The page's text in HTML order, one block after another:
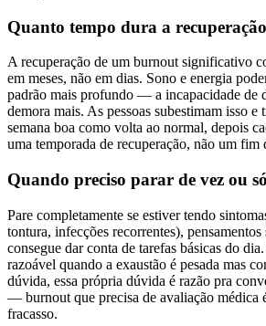
Quanto tempo dura a
A recuperação de um burnout significativo
em meses, não em dias. Sono e energia
padrão mais profundo — a incapacidade de
demora mais. As pessoas subestimam isso e
semana boa como volta ao normal, depois
uma temporada de recuperação, não um fim
Quando preciso parar de vez ou
Pare completamente se estiver tendo
tontura, infecções recorrentes),
consegue dar conta de tarefas básicas do
razoável quando a exaustão é pesada mas
dúvida, essa própria dúvida é razão pra
— burnout que precisa de avaliação médica
fracasso.